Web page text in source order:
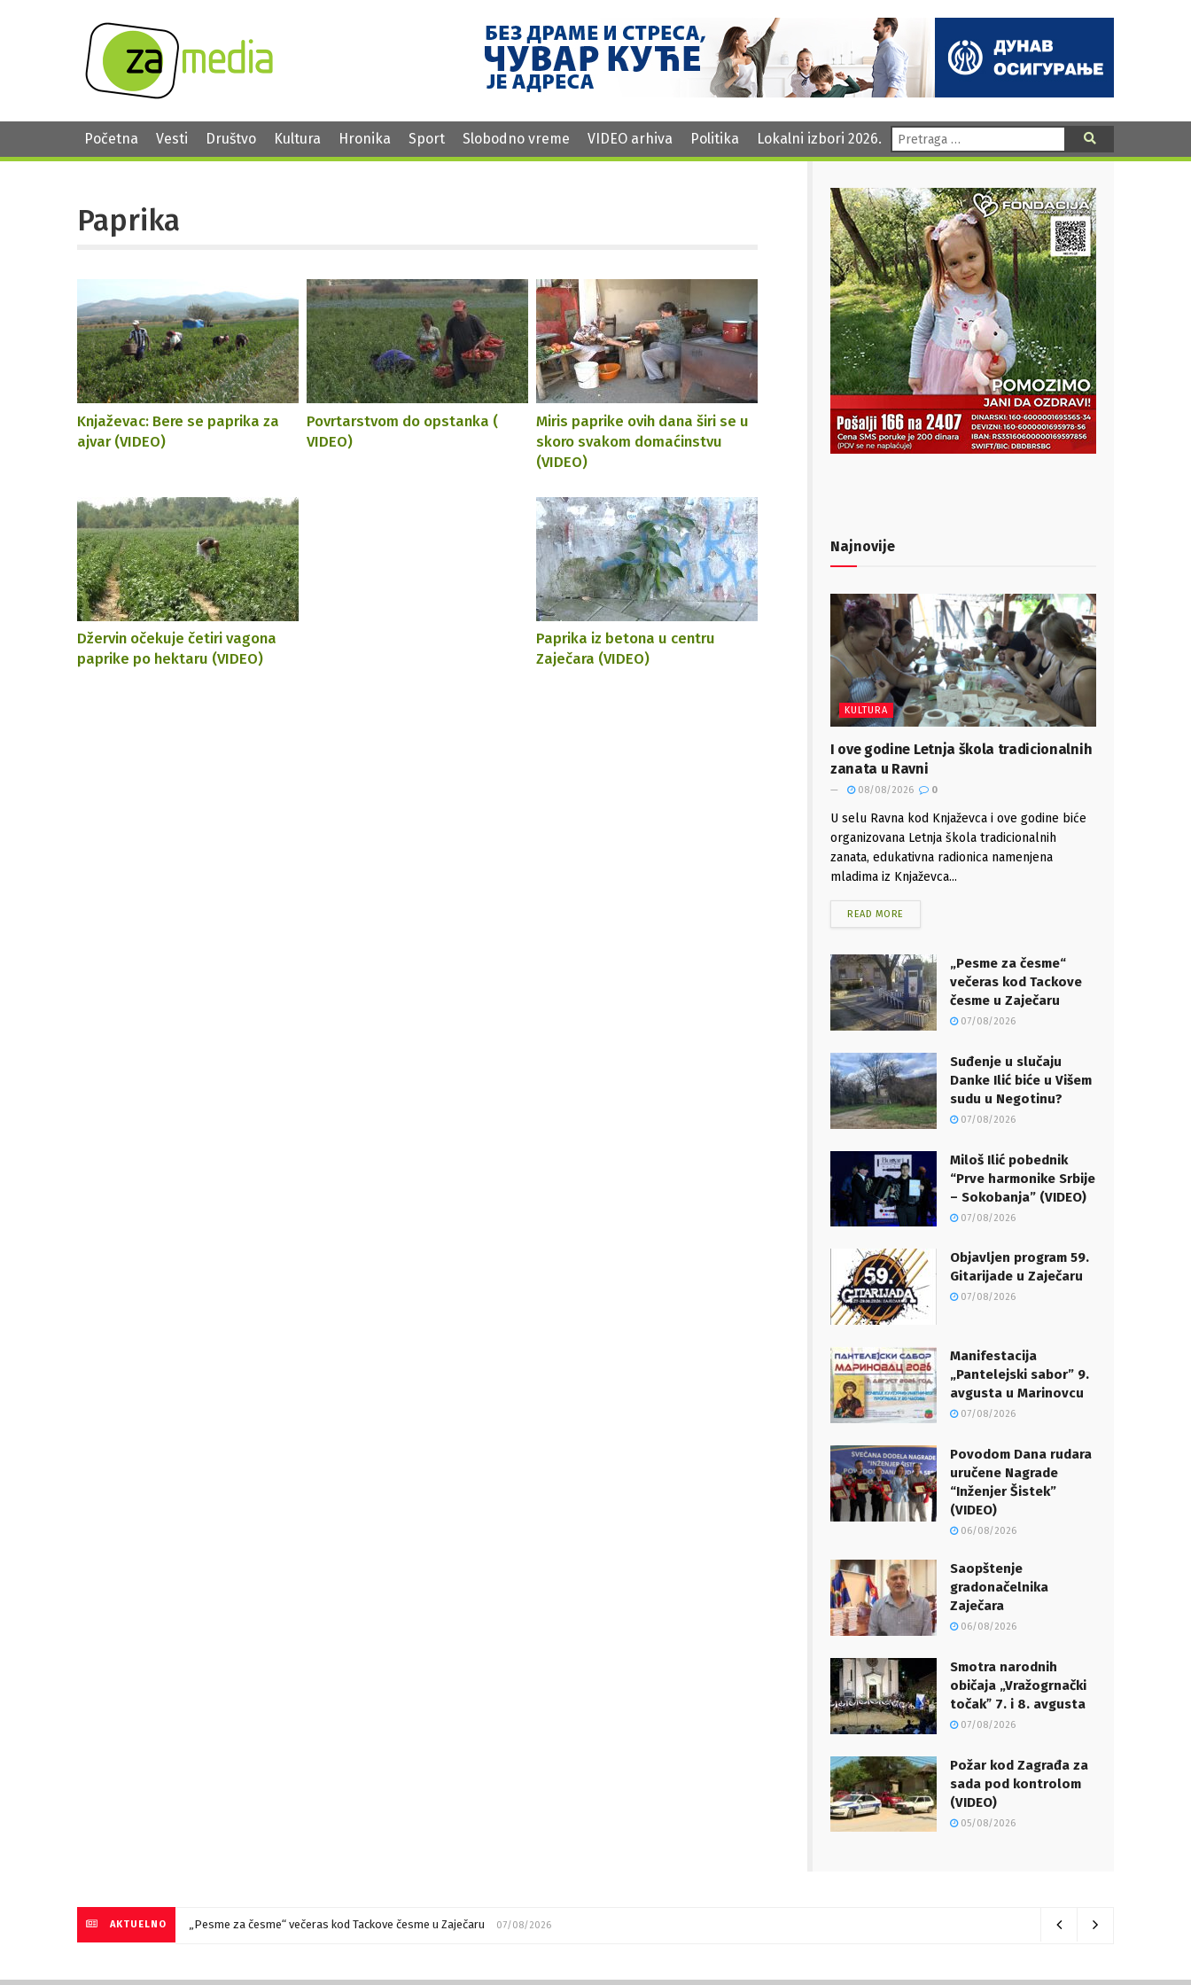
Početna Vesti Društvo Kultura Hronika Sport Slobodno vreme VIDEO arhiva Politika Lokalni izbori 2026. Pretraga:
Paprika
Knjaževac: Bere se paprika za
ajvar (VIDEO)
Povrtarstvom do opstanka (
VIDEO)
Miris paprike ovih dana širi se u
skoro svakom domaćinstvu
(VIDEO)
Džervin očekuje četiri vagona
paprike po hektaru (VIDEO)
Paprika iz betona u centru
Zaječara (VIDEO)
Najnovije
KULTURA
I ove godine Letnja škola tradicionalnih
zanata u Ravni
08/08/2026 0
U selu Ravna kod Knjaževca i ove godine biće
organizovana Letnja škola tradicionalnih
zanata, edukativna radionica namenjena
mladima iz Knjaževca...
READ MORE
„Pesme za česme“
večeras kod Tackove
česme u Zaječaru
07/08/2026
Suđenje u slučaju
Danke Ilić biće u Višem
sudu u Negotinu?
07/08/2026
Miloš Ilić pobednik
“Prve harmonike Srbije
– Sokobanja” (VIDEO)
07/08/2026
Objavljen program 59.
Gitarijade u Zaječaru
07/08/2026
Manifestacija
„Pantelejski sabor” 9.
avgusta u Marinovcu
07/08/2026
Povodom Dana rudara
uručene Nagrade
“Inženjer Šistek”
(VIDEO)
06/08/2026
Saopštenje
gradonačelnika
Zaječara
06/08/2026
Smotra narodnih
običaja „Vražogrnački
točakˮ 7. i 8. avgusta
07/08/2026
Požar kod Zagrađa za
sada pod kontrolom
(VIDEO)
05/08/2026
AKTUELNO „Pesme za česme“ večeras kod Tackove česme u Zaječaru 07/08/2026